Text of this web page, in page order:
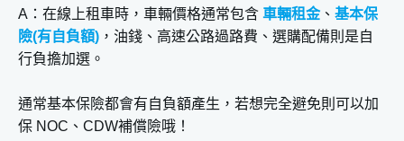
A：在線上租車時，車輛價格通常包含 車輛租金、 基本保
險(有自負額) ，油錢、高速公路過路費、選購配備則是自
行負擔加選。
通常基本保險都會有自負額產生，若想完全避免則可以加
保 NOC、CDW補償險哦！